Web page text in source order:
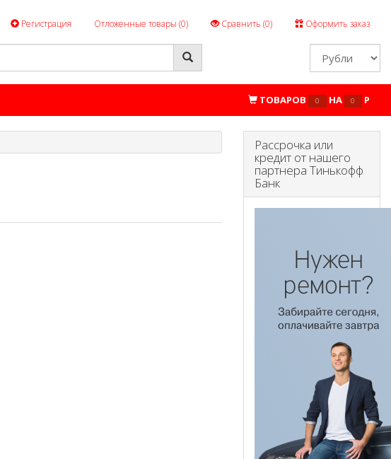
Регистрация Отложенные товары (0) Сравнить (0) Оформить заказ
ТОВАРОВ 0 НА 0 P
Рассрочка или
кредит от нашего
партнера Тинькофф
Банк